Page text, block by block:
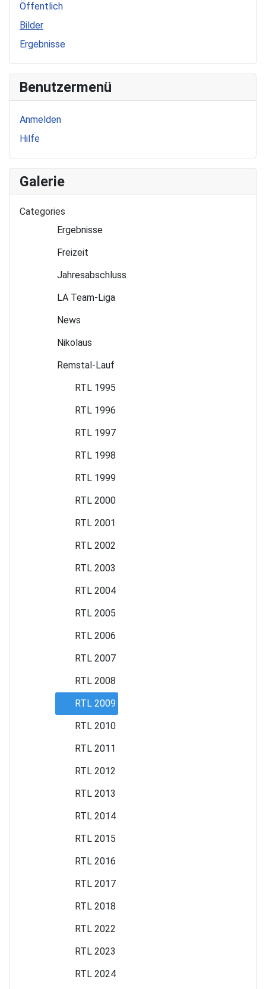
Öffentlich
Bilder
Ergebnisse
Benutzermenü
Anmelden
Hilfe
Galerie
Categories
Ergebnisse
Freizeit
Jahres­abschluss
LA Team-Liga
News
Nikolaus
Remstal-Lauf
RTL 1995
RTL 1996
RTL 1997
RTL 1998
RTL 1999
RTL 2000
RTL 2001
RTL 2002
RTL 2003
RTL 2004
RTL 2005
RTL 2006
RTL 2007
RTL 2008
RTL 2009
RTL 2010
RTL 2011
RTL 2012
RTL 2013
RTL 2014
RTL 2015
RTL 2016
RTL 2017
RTL 2018
RTL 2022
RTL 2023
RTL 2024